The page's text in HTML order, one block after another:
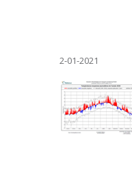
2-01-2021